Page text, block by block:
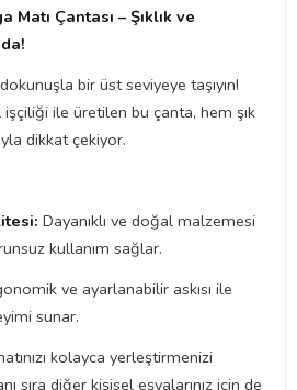
Çantası – Şıklık ve
bir üst seviyeye taşıyın!
ile üretilen bu çanta, hem şık
dikkat çekiyor.
Dayanıklı ve doğal malzemesi
kullanım sağlar.
ve ayarlanabilir askısı ile
sunar.
kolayca yerleştirmenizi
sıra diğer kişisel eşyalarınız için de